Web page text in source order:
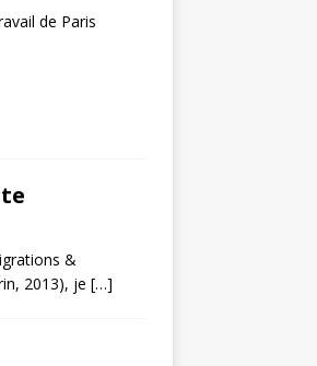
de Paris
&
2013), je […]